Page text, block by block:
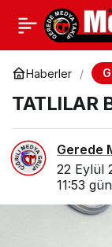
Haberler
TATLILAR
Gerede
22 Eylül
11:53
KURBAN
ÇEKİLDİ